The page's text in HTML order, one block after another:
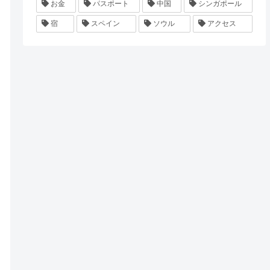
お金 パスポート 中国 シンガポール
宿 スペイン ソウル アクセス